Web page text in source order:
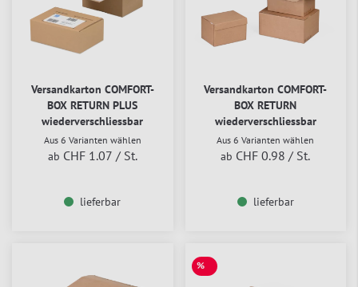
Versandkarton COMFORT-
BOX RETURN PLUS
wiederverschliessbar
Aus 6 Varianten wählen
ab CHF 1.07 / St.
lieferbar
Versandkarton COMFORT-
BOX RETURN
wiederverschliessbar
Aus 6 Varianten wählen
ab CHF 0.98 / St.
lieferbar
%